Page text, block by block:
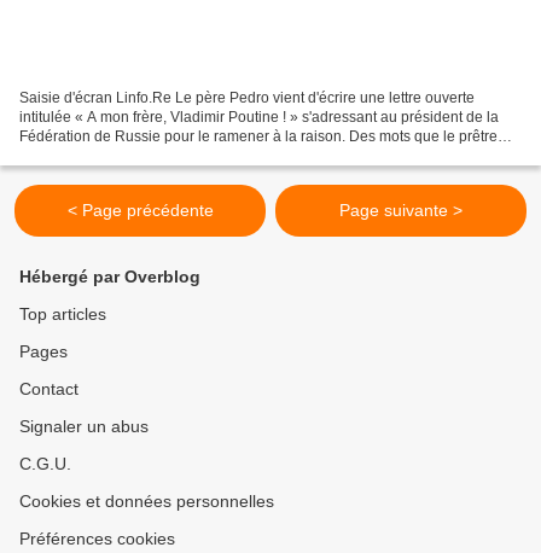
Saisie d'écran Linfo.Re Le père Pedro vient d'écrire une lettre ouverte
intitulée « A mon frère, Vladimir Poutine ! » s'adressant au président de la
Fédération de Russie pour le ramener à la raison. Des mots que le prêtre
< Page précédente Page suivante >
Hébergé par Overblog
Top articles
Pages
Contact
Signaler un abus
C.G.U.
Cookies et données personnelles
Préférences cookies